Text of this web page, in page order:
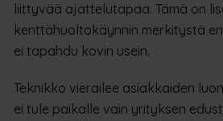
liittyvää ajattelutapaa. Tämä on
kenttähuoltokäynnin merkitystä
ei tapahdu kovin usein.
Teknikko vierailee asiakkaiden
ei tule paikalle vain yrityksen